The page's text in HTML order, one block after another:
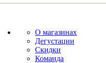
О магазинах
Дегустации
Скидки
Команда